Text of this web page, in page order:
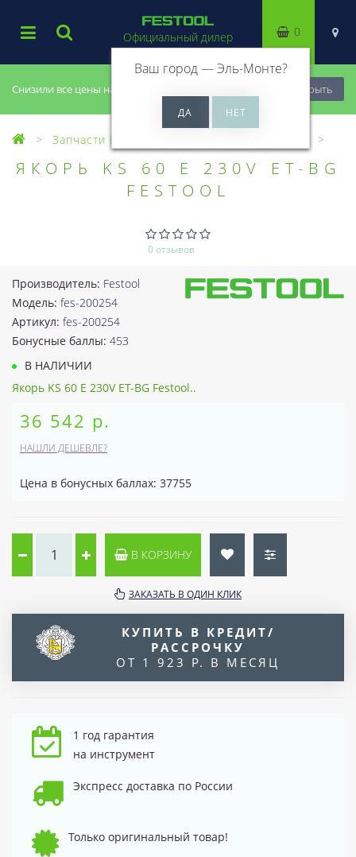
Снизили все цены на 20%, успей купить! Закрыть
Официальный дилер
Ваш город —Эль-Монте?
0
Запчасти Festool
ЯКОРЬ KS 60 E 230V ET-BG
FESTOOL
0 отзывов
Производитель: Festool
Модель: fes-200254
Артикул: fes-200254
Бонусные баллы: 453
В НАЛИЧИИ
Якорь KS 60 E 230V ET-BG Festool..
36 542 р.
НАШЛИ ДЕШЕВЛЕ?
Цена в бонусных баллах: 37755
В КОРЗИНУ
ЗАКАЗАТЬ В ОДИН КЛИК
КУПИТЬ В КРЕДИТ/
РАССРОЧКУ
ОТ 1 923 Р. В МЕСЯЦ
1 год гарантия
на инструмент
Экспресс доставка по России
Только оригинальный товар!